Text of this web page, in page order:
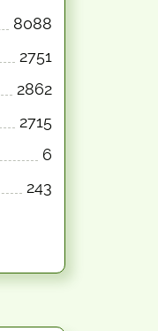
8088
2751
2862
2715
6
243